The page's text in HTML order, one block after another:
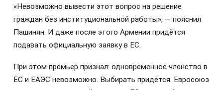
«Невозможно вывести этот вопрос на решение
граждан без институциональной работы», — пояснил
Пашинян. И даже после этого Армении придётся
подавать официальную заявку в ЕС.
При этом премьер признал: одновременное членство в
ЕС и ЕАЭС невозможно. Выбирать придётся. Евросоюз